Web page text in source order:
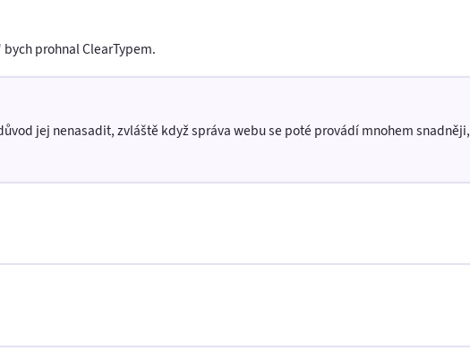
prohnal ClearTypem.
jej nenasadit, zvláště když správa webu se poté provádí mnohem snadněji,